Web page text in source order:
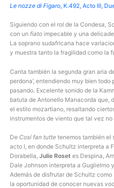
Le nozze di Figaro, K.492, Acto III,
Siguiendo con el rol de la Condesa,
con un fiato impecable y una
La soprano sudafricana hace
y muestra tanto la fragilidad como la
Canta también la segunda gran aria
perdona’, entendiendo muy bien
pasando. Excelente sonido de la
batuta de Antonello Manacorda que,
el estilo mozartiano, resaltando
instrumentos de viento que tal vez
De Cosí fan tutte tenemos también el
acto I, en donde Schultz interpreta a
Dorabella, Julie Roset es Despina,
Dale Johnson interpreta a Guglielmo y
Además de disfrutar de Schultz
la oportunidad de conocer nuevas